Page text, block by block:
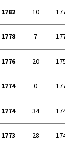
1782 10
1778 7
1776 20
1774 0
1774 34
1773 28